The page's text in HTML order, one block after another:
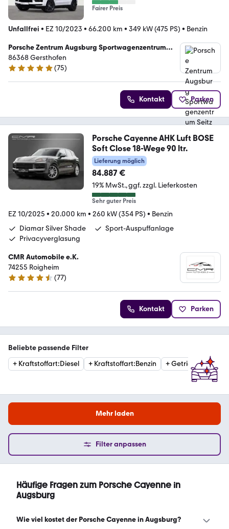
Fairer Preis
Unfallfrei • EZ 10/2023 • 66.200 km • 349 kW (475 PS) • Benzin
Porsche Zentrum Augsburg Sportwagenzentrum
Seitz + Kummer GmbH
86368 Gersthofen
4.8 Sterne
(75)
Kontakt Parken
Porsche Cayenne AHK Luft BOSE
Soft Close 18-Wege 90 ltr.
Lieferung möglich
84.887 €
19% MwSt. ggf. zzgl. Lieferkosten
Sehr guter Preis
EZ 10/2025 • 20.000 km • 260 kW (354 PS) • Benzin
Diamar Silver Shade
Sport-Auspuffanlage
Privacyverglasung
CMR Automobile e.K.
74255 Roigheim
4.4 Sterne
(77)
Kontakt Parken
Beliebte passende Filter
+ Kraftstoffart:Diesel + Kraftstoffart:Benzin +Getriebe:
Mehr laden
Filter anpassen
Häufige Fragen zum Porsche Cayenne in
Augsburg
Wie viel kostet der Porsche Cayenne in Augsburg?